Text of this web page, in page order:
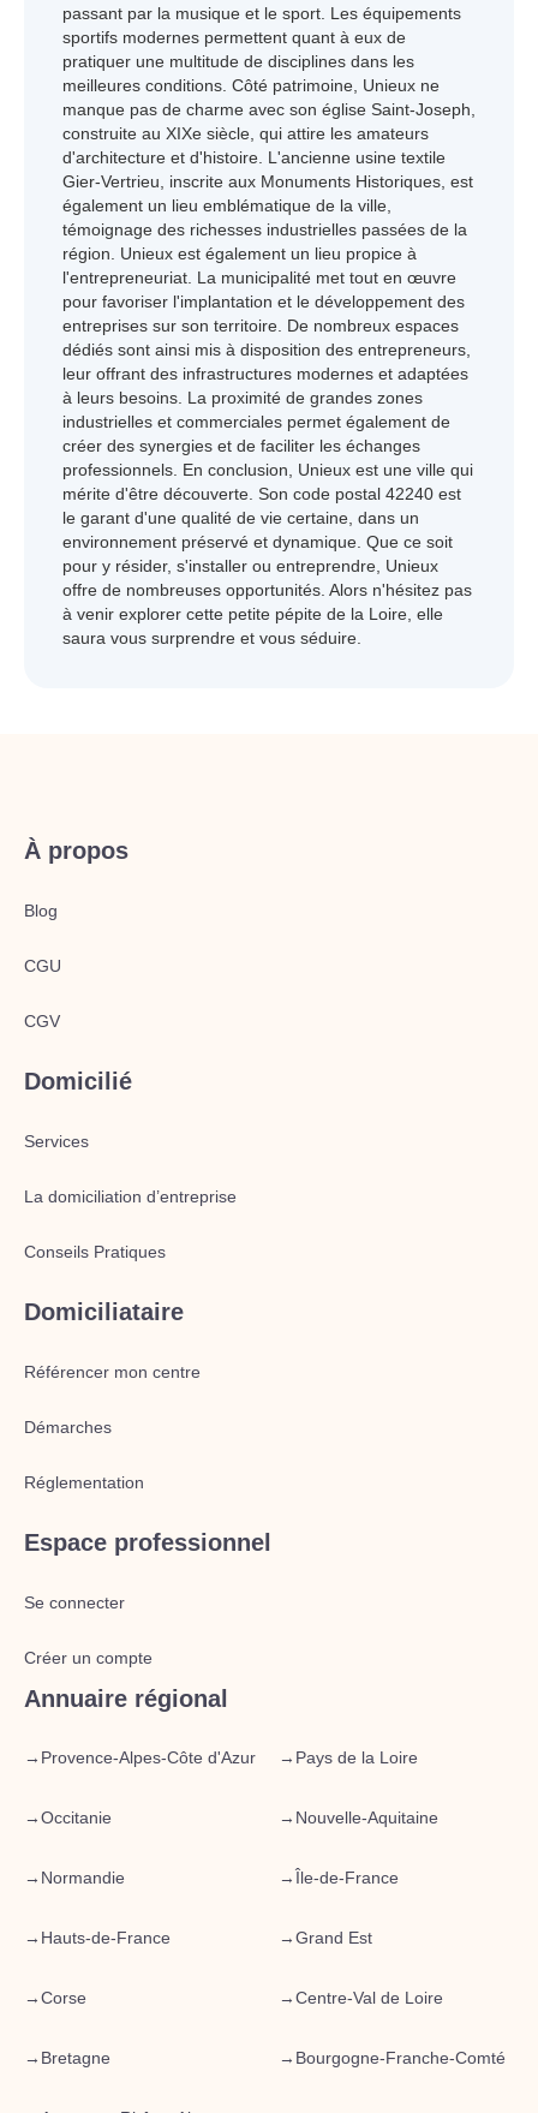
passant par la musique et le sport. Les équipements
sportifs modernes permettent quant à eux de
pratiquer une multitude de disciplines dans les
meilleures conditions. Côté patrimoine, Unieux ne
manque pas de charme avec son église Saint-Joseph,
construite au XIXe siècle, qui attire les amateurs
d'architecture et d'histoire. L'ancienne usine textile
Gier-Vertrieu, inscrite aux Monuments Historiques, est
également un lieu emblématique de la ville,
témoignage des richesses industrielles passées de la
région. Unieux est également un lieu propice à
l'entrepreneuriat. La municipalité met tout en œuvre
pour favoriser l'implantation et le développement des
entreprises sur son territoire. De nombreux espaces
dédiés sont ainsi mis à disposition des entrepreneurs,
leur offrant des infrastructures modernes et adaptées
à leurs besoins. La proximité de grandes zones
industrielles et commerciales permet également de
créer des synergies et de faciliter les échanges
professionnels. En conclusion, Unieux est une ville qui
mérite d'être découverte. Son code postal 42240 est
le garant d'une qualité de vie certaine, dans un
environnement préservé et dynamique. Que ce soit
pour y résider, s'installer ou entreprendre, Unieux
offre de nombreuses opportunités. Alors n'hésitez pas
à venir explorer cette petite pépite de la Loire, elle
saura vous surprendre et vous séduire.
À propos
Blog
CGU
CGV
Domicilié
Services
La domiciliation d’entreprise
Conseils Pratiques
Domiciliataire
Référencer mon centre
Démarches
Réglementation
Espace professionnel
Se connecter
Créer un compte
Annuaire régional
→ Provence-Alpes-Côte d'Azur → Pays de la Loire
→Occitanie → Nouvelle-Aquitaine
→ Normandie → Île-de-France
→ Hauts-de-France →Grand Est
→Corse →Centre-Val de Loire
→ Bretagne → Bourgogne-Franche-Comté